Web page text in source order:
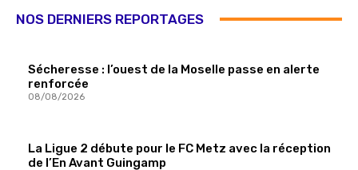
NOS DERNIERS REPORTAGES
Sécheresse : l’ouest de la Moselle passe en alerte
renforcée
08/08/2026
La Ligue 2 débute pour le FC Metz avec la réception
de l’En Avant Guingamp